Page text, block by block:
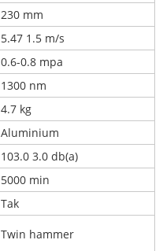
230 mm
5.47 1.5 m/s
0.6-0.8 mpa
1300 nm
4.7 kg
Aluminium
103.0 3.0 db(a)
5000 min
Tak
Twin hammer